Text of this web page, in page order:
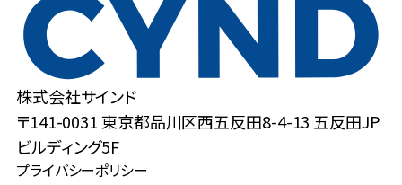
株式会社サインド
〒141-0031 東京都品川区西五反田8-4-13 五反田JP
ビルディング5F
プライバシーポリシー